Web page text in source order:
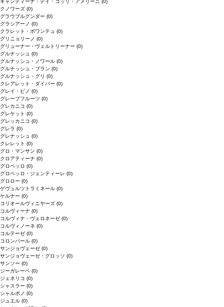
キャンティーナ・デイ・コッリ・アメリーニ (0)
クノワーズ (0)
グラウブルグンダー (0)
グラシアーノ (0)
クラレット・ボワンテュ (0)
グリニョリーノ (0)
グリューナー・ヴェルトリーナー (0)
グルナッシュ (0)
グルナッシュ・ノワール (0)
グルナッシュ・ブラン (0)
グルナッシュ・グリ (0)
クレアレット・ダイバー (0)
グレイ・ピノ (0)
グレープフルーツ (0)
グレカニコ (0)
グレケット (0)
グレッカニコ (0)
グレラ (0)
グレナッシュ (0)
クレレット (0)
グロ・マンサン (0)
クロアティーナ (0)
グロペッロ (0)
グロペッロ・ジェンティーレ (0)
グロロー (0)
ゲヴュルツトラミネール (0)
ケルナー (0)
コリオールヴィニヤーズ (0)
コルヴィーナ (0)
コルヴィナ・ヴェロネーゼ (0)
コルヴィノーネ (0)
コルテーゼ (0)
コロンバール (0)
サンジョヴェーゼ (0)
サンジョヴェーゼ・グロッソ (0)
サンソー (0)
ジーガレーベ (0)
ジェネリコ (0)
シャスラー (0)
シャルボノ (0)
ジュエル (0)